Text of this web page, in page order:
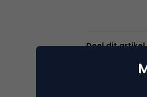
Deel dit artikel